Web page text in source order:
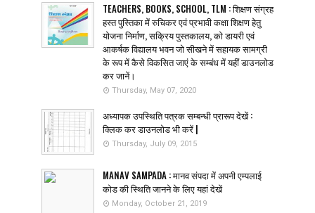
TEACHERS, BOOKS, SCHOOL, TLM : शिक्षण संग्रह
हस्त पुस्तिका में रुचिकर एवं प्रभावी कक्षा शिक्षण हेतु
योजना निर्माण, सक्रिय पुस्तकालय, को डायरी एवं
आकर्षक विद्यालय भवन जो सीखने में सहायक सामग्री
के रूप में कैसे विकसित जाएं के सम्बंध में यहीं डाउनलोड
कर जानें।
Thursday, May 07, 2020
अध्यापक उपस्थिति पत्रक सम्बन्धी प्रारूप देखें :
क्लिक कर डाउनलोड भी करें |
Thursday, July 09, 2015
MANAV SAMPADA : मानव संपदा में अपनी एम्पलाई
कोड की स्थिति जानने के लिए यहां देखें
Monday, October 21, 2019